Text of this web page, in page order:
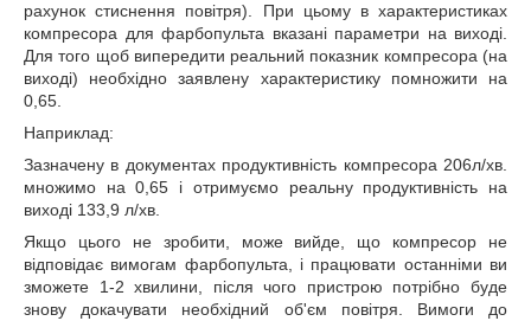
рахунок стиснення повітря). При цьому в характеристиках
компресора для фарбопульта вказані параметри на виході.
Для того щоб випередити реальний показник компресора (на
виході) необхідно заявлену характеристику помножити на
0,65.
Наприклад:
Зазначену в документах продуктивність компресора 206л/хв.
множимо на 0,65 і отримуємо реальну продуктивність на
виході 133,9 л/хв.
Якщо цього не зробити, може вийде, що компресор не
відповідає вимогам фарбопульта, і працювати останніми ви
зможете 1-2 хвилини, після чого пристрою потрібно буде
знову докачувати необхідний об'єм повітря. Вимоги до